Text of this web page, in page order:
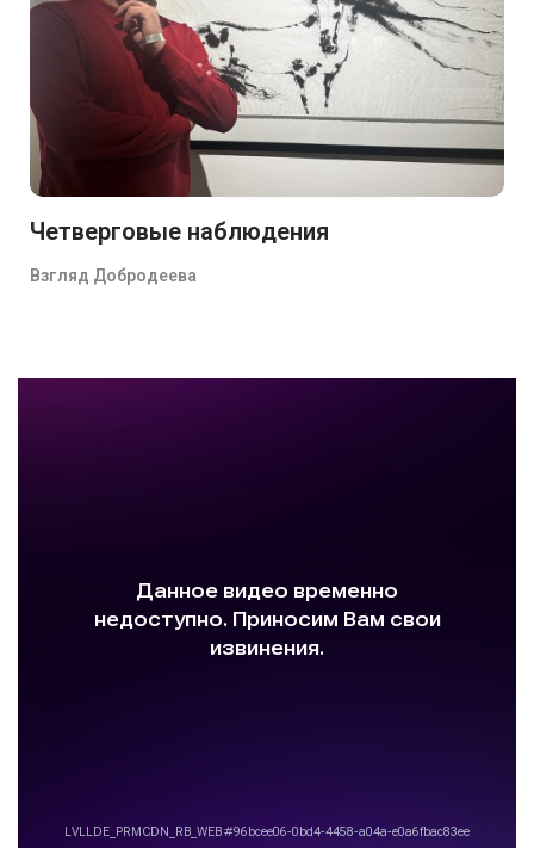
Четверговые наблюдения
Взгляд Добродеева